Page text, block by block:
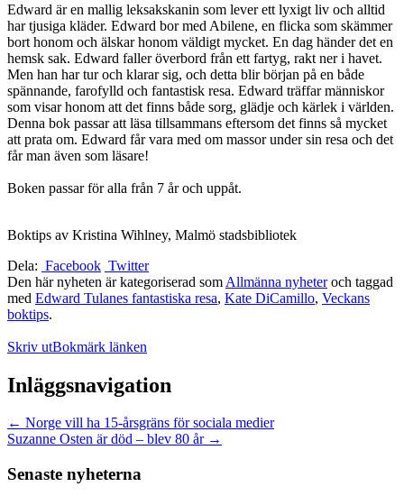
Edward är en mallig leksakskanin som lever ett lyxigt liv och alltid
har tjusiga kläder. Edward bor med Abilene, en flicka som skämmer
bort honom och älskar honom väldigt mycket. En dag händer det en
hemsk sak. Edward faller överbord från ett fartyg, rakt ner i havet.
Men han har tur och klarar sig, och detta blir början på en både
spännande, farofylld och fantastisk resa. Edward träffar människor
som visar honom att det finns både sorg, glädje och kärlek i världen.
Denna bok passar att läsa tillsammans eftersom det finns så mycket
att prata om. Edward får vara med om massor under sin resa och det
får man även som läsare!
Boken passar för alla från 7 år och uppåt.
Boktips av Kristina Wihlney, Malmö stadsbibliotek
Dela: Facebook Twitter
Den här nyheten är kategoriserad som Allmänna nyheteroch taggad
med Edward Tulanes fantastiska resa, Kate DiCamillo, Veckans
boktips.
Skriv utBokmärk länken
Inläggsnavigation
← Norge vill ha 15-årsgräns för sociala medier
Suzanne Osten är död – blev 80 år →
Senaste nyheterna